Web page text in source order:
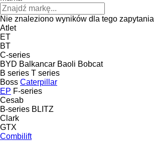
Nie znaleziono wyników dla tego zapytania
Atlet
ET
BT
C-series
BYD Balkancar Baoli Bobcat
B series T series
Boss Caterpillar
EP F-series
Cesab
B-series BLITZ
Clark
GTX
Combilift